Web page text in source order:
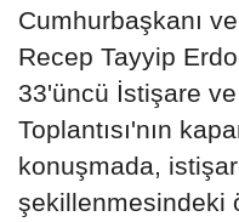
Cumhurbaşkanı
Recep Tayyip
33'üncü İstişare
Toplantısı'nın
konuşmada,
şekillenmesindeki